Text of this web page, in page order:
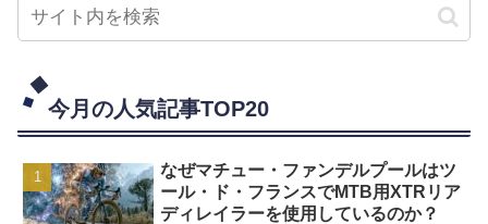
今月の人気記事TOP20
なぜマチュー・ファンデルプールはツ
ール・ド・フランスでMTB用XTRリア
ディレイラーを使用しているのか？